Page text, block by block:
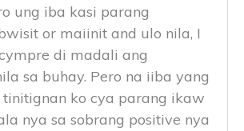
ung iba kasi parang
or maiinit and ulo nila, I
di madali ang
sa buhay. Pero na iiba yang
tinitignan ko cya parang ikaw
nya sa sobrang positive nya